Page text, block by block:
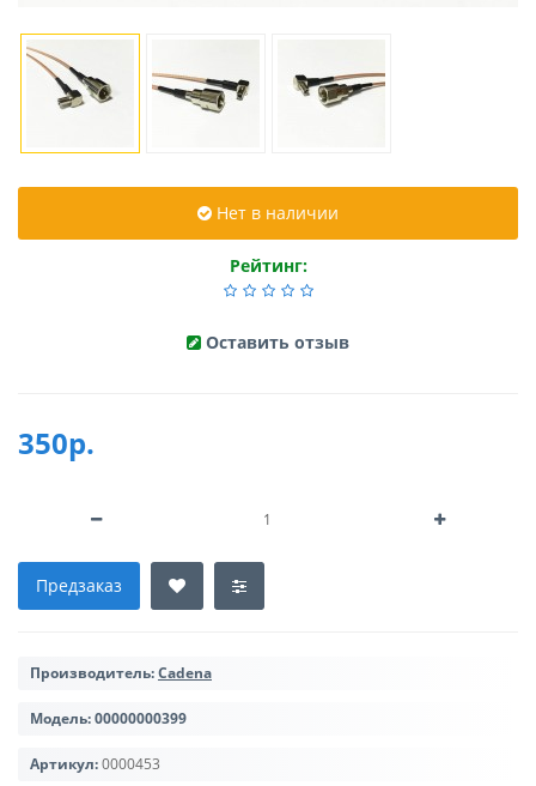
Нет в наличии
Рейтинг:
Оставить отзыв
350р.
Предзаказ
Производитель:Cadena
Модель:00000000399
Артикул:0000453